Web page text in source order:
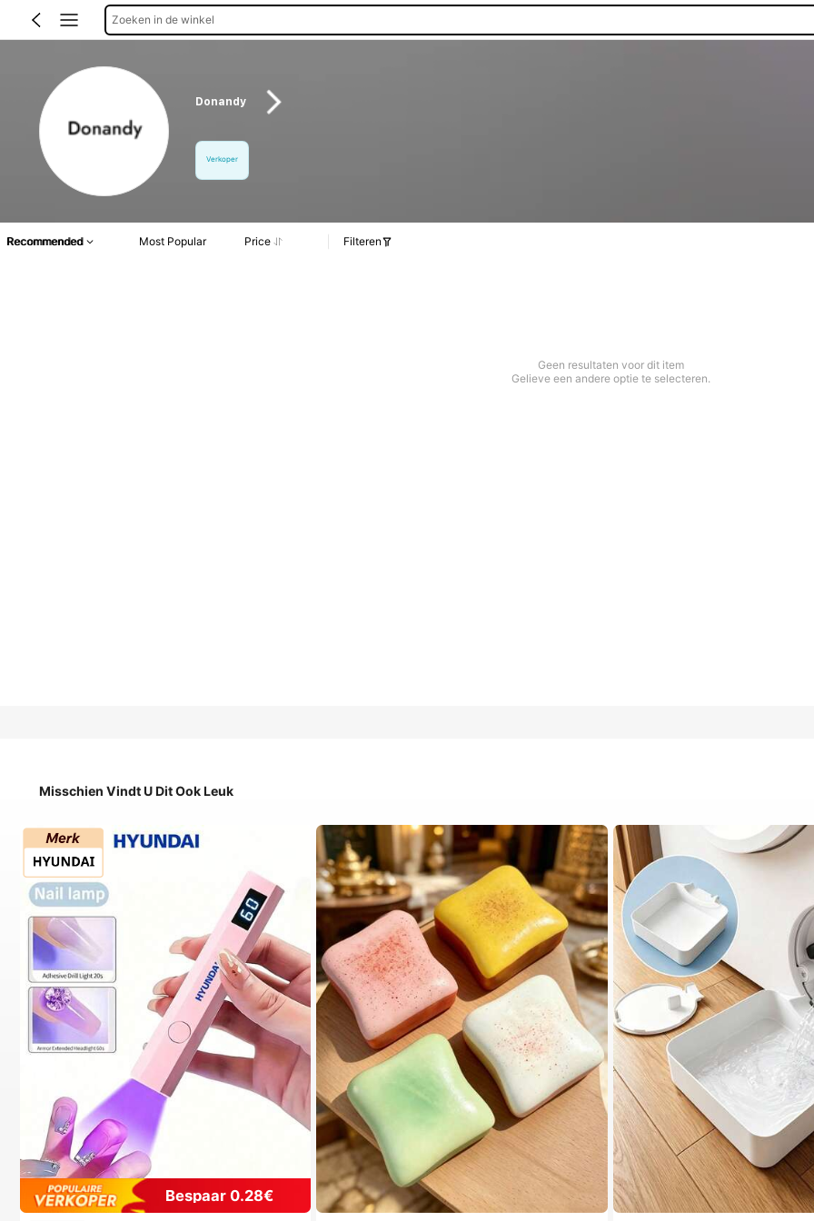
Zoeken in de winkel
Donandy
Verkoper
Recommended Most Popular Price Filteren
Geen resultaten voor dit item
Gelieve een andere optie te selecteren.
Misschien Vindt U Dit Ook Leuk
Bespaar 0.28€